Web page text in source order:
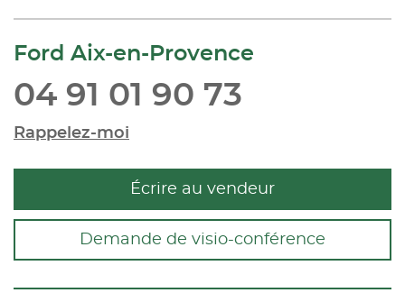
Ford Aix-en-Provence
04 91 01 90 73
Rappelez-moi
Écrire au vendeur
Demande de visio-conférence